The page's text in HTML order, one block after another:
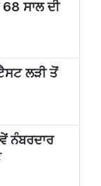
ਸਾਲ ਦੀ
ਲੜੀ ਤੋਂ
ਨੰਬਰਦਾਰ